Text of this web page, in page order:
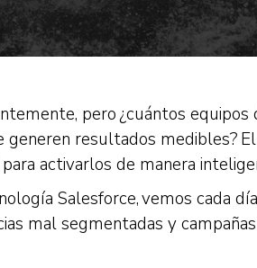
pero ¿cuántos
generen resultados medibles?
activarlos de manera
Salesforce, vemos cada
mal segmentadas y